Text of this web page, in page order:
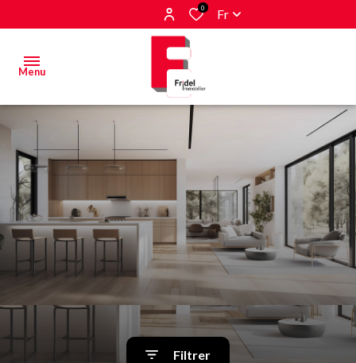
0 Fr
Menu
Estimer
&
Vendre
Biens
vendus
Alerte
E-mail
Filtrer